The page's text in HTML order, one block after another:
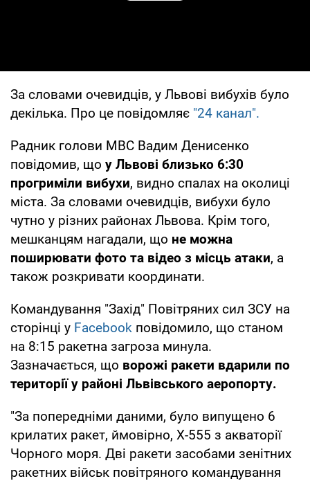
За словами очевидців, у Львові вибухів було
декілька. Про це повідомляє "24 канал".
Радник голови МВС Вадим Денисенко
повідомив, що у Львові близько 6:30
прогриміли вибухи, видно спалах на околиці
міста. За словами очевидців, вибухи було
чутно у різних районах Львова. Крім того,
мешканцям нагадали, що не можна
поширювати фото та відео з місць атаки, а
також розкривати координати.
Командування "Захід" Повітряних сил ЗСУ на
сторінці у Facebook повідомило, що станом
на 8:15 ракетна загроза минула.
Зазначається, що ворожі ракети вдарили по
території у районі Львівського аеропорту.
"За попередніми даними, було випущено 6
крилатих ракет, ймовірно, Х-555 з акваторії
Чорного моря. Дві ракети засобами зенітних
ракетних військ повітряного командування